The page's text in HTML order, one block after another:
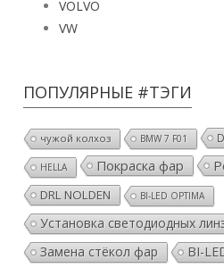
VOLVO
VW
ПОПУЛЯРНЫЕ #ТЭГИ
чужой колхоз BMW 7 F01
HELLA Покраска фар
DRL NOLDEN BI-LED OPTIMA
Установка светодиодных
Замена стёкол фар BI-